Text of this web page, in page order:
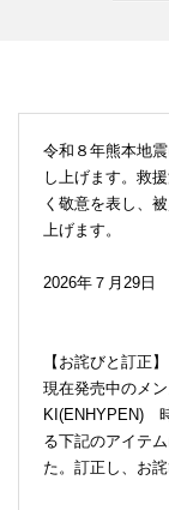
令和８年熊本地
し上げます。救
く敬意を表し、
上げます。
2026年７月29日
【お詫びと訂正】
現在発売中のメ
KI(ENHYPEN)
る下記のアイテ
た。訂正し、お